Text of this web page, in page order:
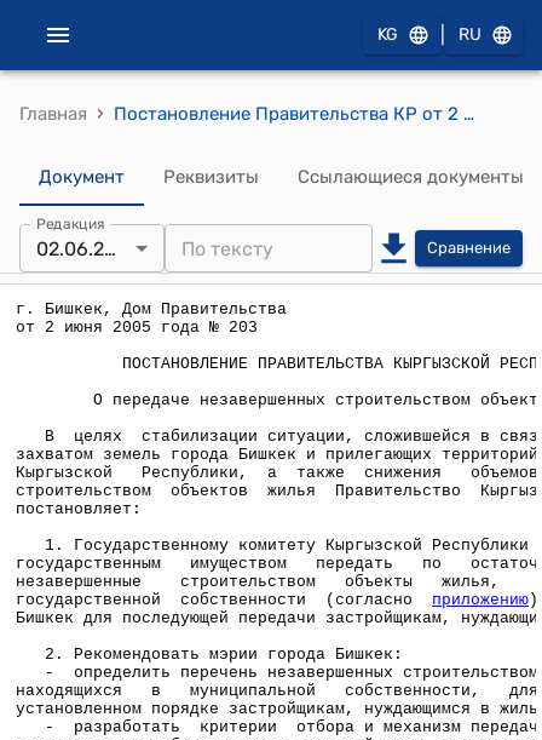
KG RU
Главная › Постановление Правительства КР от 2 июня 2005 года № 203 "О передаче незавершенных строительством объектов жилья".
Документ Реквизиты Ссылающиеся документы
Редакция
02.06.2005 Сравнение